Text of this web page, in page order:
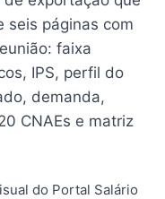
seis páginas com
faixa
IPS, perfil do
demanda,
CNAEs e matriz
do Portal Salário